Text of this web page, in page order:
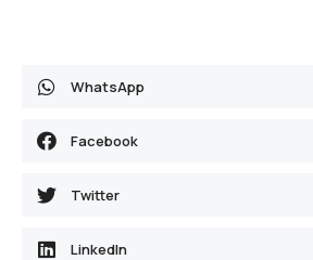
WhatsApp
Facebook
Twitter
LinkedIn